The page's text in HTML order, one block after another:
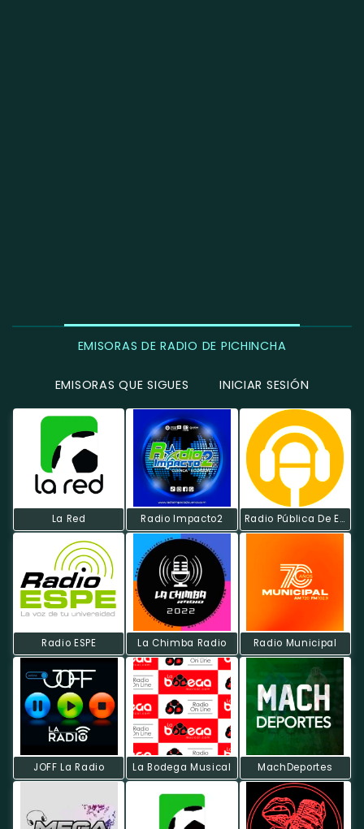
EMISORAS DE RADIO DE PICHINCHA
EMISORAS QUE SIGUES INICIAR SESIÓN
La Red Radio Impacto2 Radio Pública De Ecuador
Radio ESPE La Chimba Radio Radio Municipal
JOFF La Radio La Bodega Musical MachDeportes